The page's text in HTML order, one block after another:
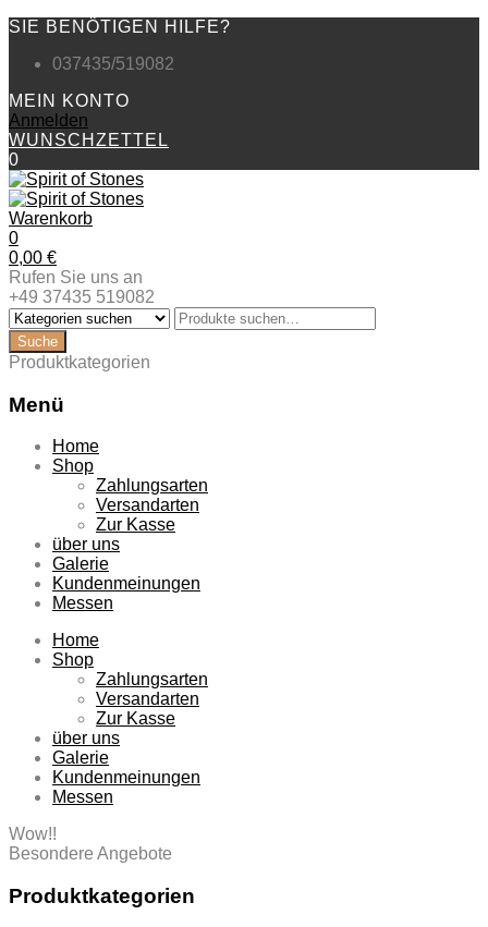
SIE BENÖTIGEN HILFE?
037435/519082
MEIN KONTO
Anmelden
WUNSCHZETTEL
0
Warenkorb
0
0,00 €
Rufen Sie uns an
+49 37435 519082
Produktkategorien
Menü
Zum
Inhalt
Home
Shop
Zahlungsarten
Versandarten
Zur Kasse
über uns
Galerie
Kundenmeinungen
Messen
Home
Shop
Zahlungsarten
Versandarten
Zur Kasse
über uns
Galerie
Kundenmeinungen
Messen
Wow!!
Besondere Angebote
Produktkategorien